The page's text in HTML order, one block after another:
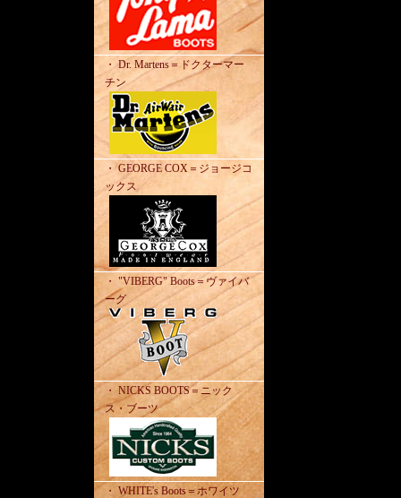
・ Dr. Martens＝ドクターマー
チン
・ GEORGE COX＝ジョージコ
ックス
・ "VIBERG" Boots＝ヴァイバ
ーグ
・ NICKS BOOTS＝ニック
ス・ブーツ
・ WHITE's Boots＝ホワイツ